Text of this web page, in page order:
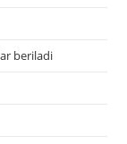
beriladi